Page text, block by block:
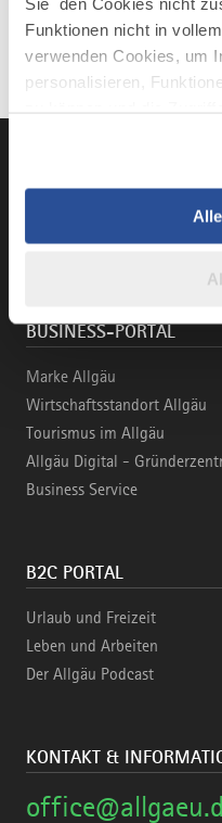
Funktionen nicht in
verwenden Cookies, um
personalisieren,
Verwendung unserer
soziale Medien,
Partner führen diese
weiteren Daten
BUSINESS-PORTAL
Marke Allgäu
Wirtschaftsstandort Allgäu
Tourismus im Allgäu
Allgäu Digital -
Business Service
B2C PORTAL
Urlaub und Freizeit
Leben und Arbeiten
Der Allgäu Podcast
KONTAKT &